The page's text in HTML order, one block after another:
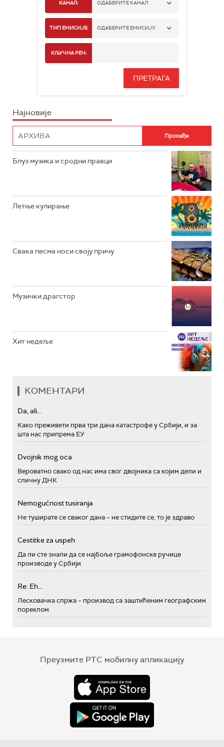
КАНАЛ: ОДАБЕРИТЕ КАНАЛ
РАДИО БЕОГРАД 1
РАДИО БЕОГРАД 3
РАДИО РОКЕНРОЛЕР
РАДИО ЏЕЗЕР
ТИП ЕМИСИЈЕ: ОДАБЕРИТЕ ЕМИСИЈУ
ИНФО
КЉУЧНА РЕЧ:
Најновије
Блуз музика и сродни правци
Летње кулирање
Свака песма носи своју причу
Музички драгстор
Хит недеље
КОМЕНТАРИ
Da, ali...
Како преживети прва три дана катастрофе у Србији, и за
шта нас припрема ЕУ
Dvojnik mog oca
Вероватно свако од нас има свог двојника са којим дели и
сличну ДНК
Nemogućnost tusiranja
Не туширате се сваког дана – не стидите се, то је здраво
Cestitke za uspeh
Да ли сте знали да се најбоље грамофонске ручице
производе у Србији
Re: Eh...
Лесковачка спржа – производ са заштићеним географским
пореклом
Преузмите РТС мобилну апликацију